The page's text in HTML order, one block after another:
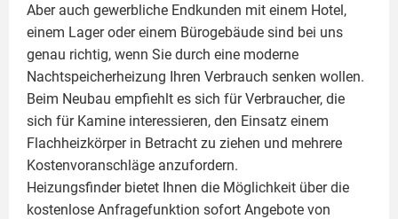
Aber auch gewerbliche Endkunden mit einem Hotel,
einem Lager oder einem Bürogebäude sind bei uns
genau richtig, wenn Sie durch eine moderne
Nachtspeicherheizung Ihren Verbrauch senken wollen.
Beim Neubau empfiehlt es sich für Verbraucher, die
sich für Kamine interessieren, den Einsatz einem
Flachheizkörperin Betracht zu ziehen und mehrere
Kostenvoranschläge anzufordern.
Heizungsfinder bietet Ihnen die Möglichkeit über die
kostenlose Anfragefunktion sofort Angebote von